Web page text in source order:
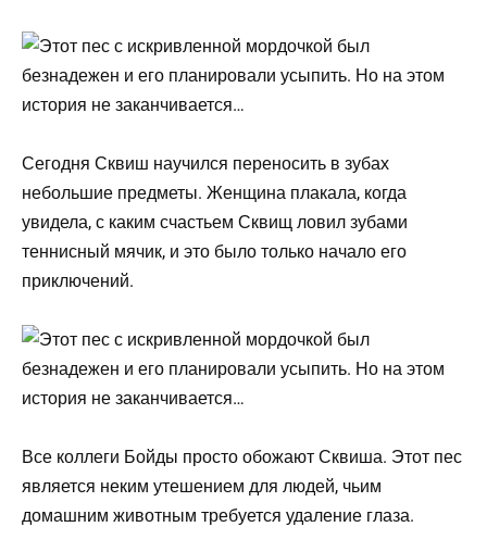
Сегодня Сквиш научился переносить в зубах
небольшие предметы. Женщина плакала, когда
увидела, с каким счастьем Сквищ ловил зубами
теннисный мячик, и это было только начало его
приключений.
Все коллеги Бойды просто обожают Сквиша. Этот пес
является неким утешением для людей, чьим
домашним животным требуется удаление глаза.